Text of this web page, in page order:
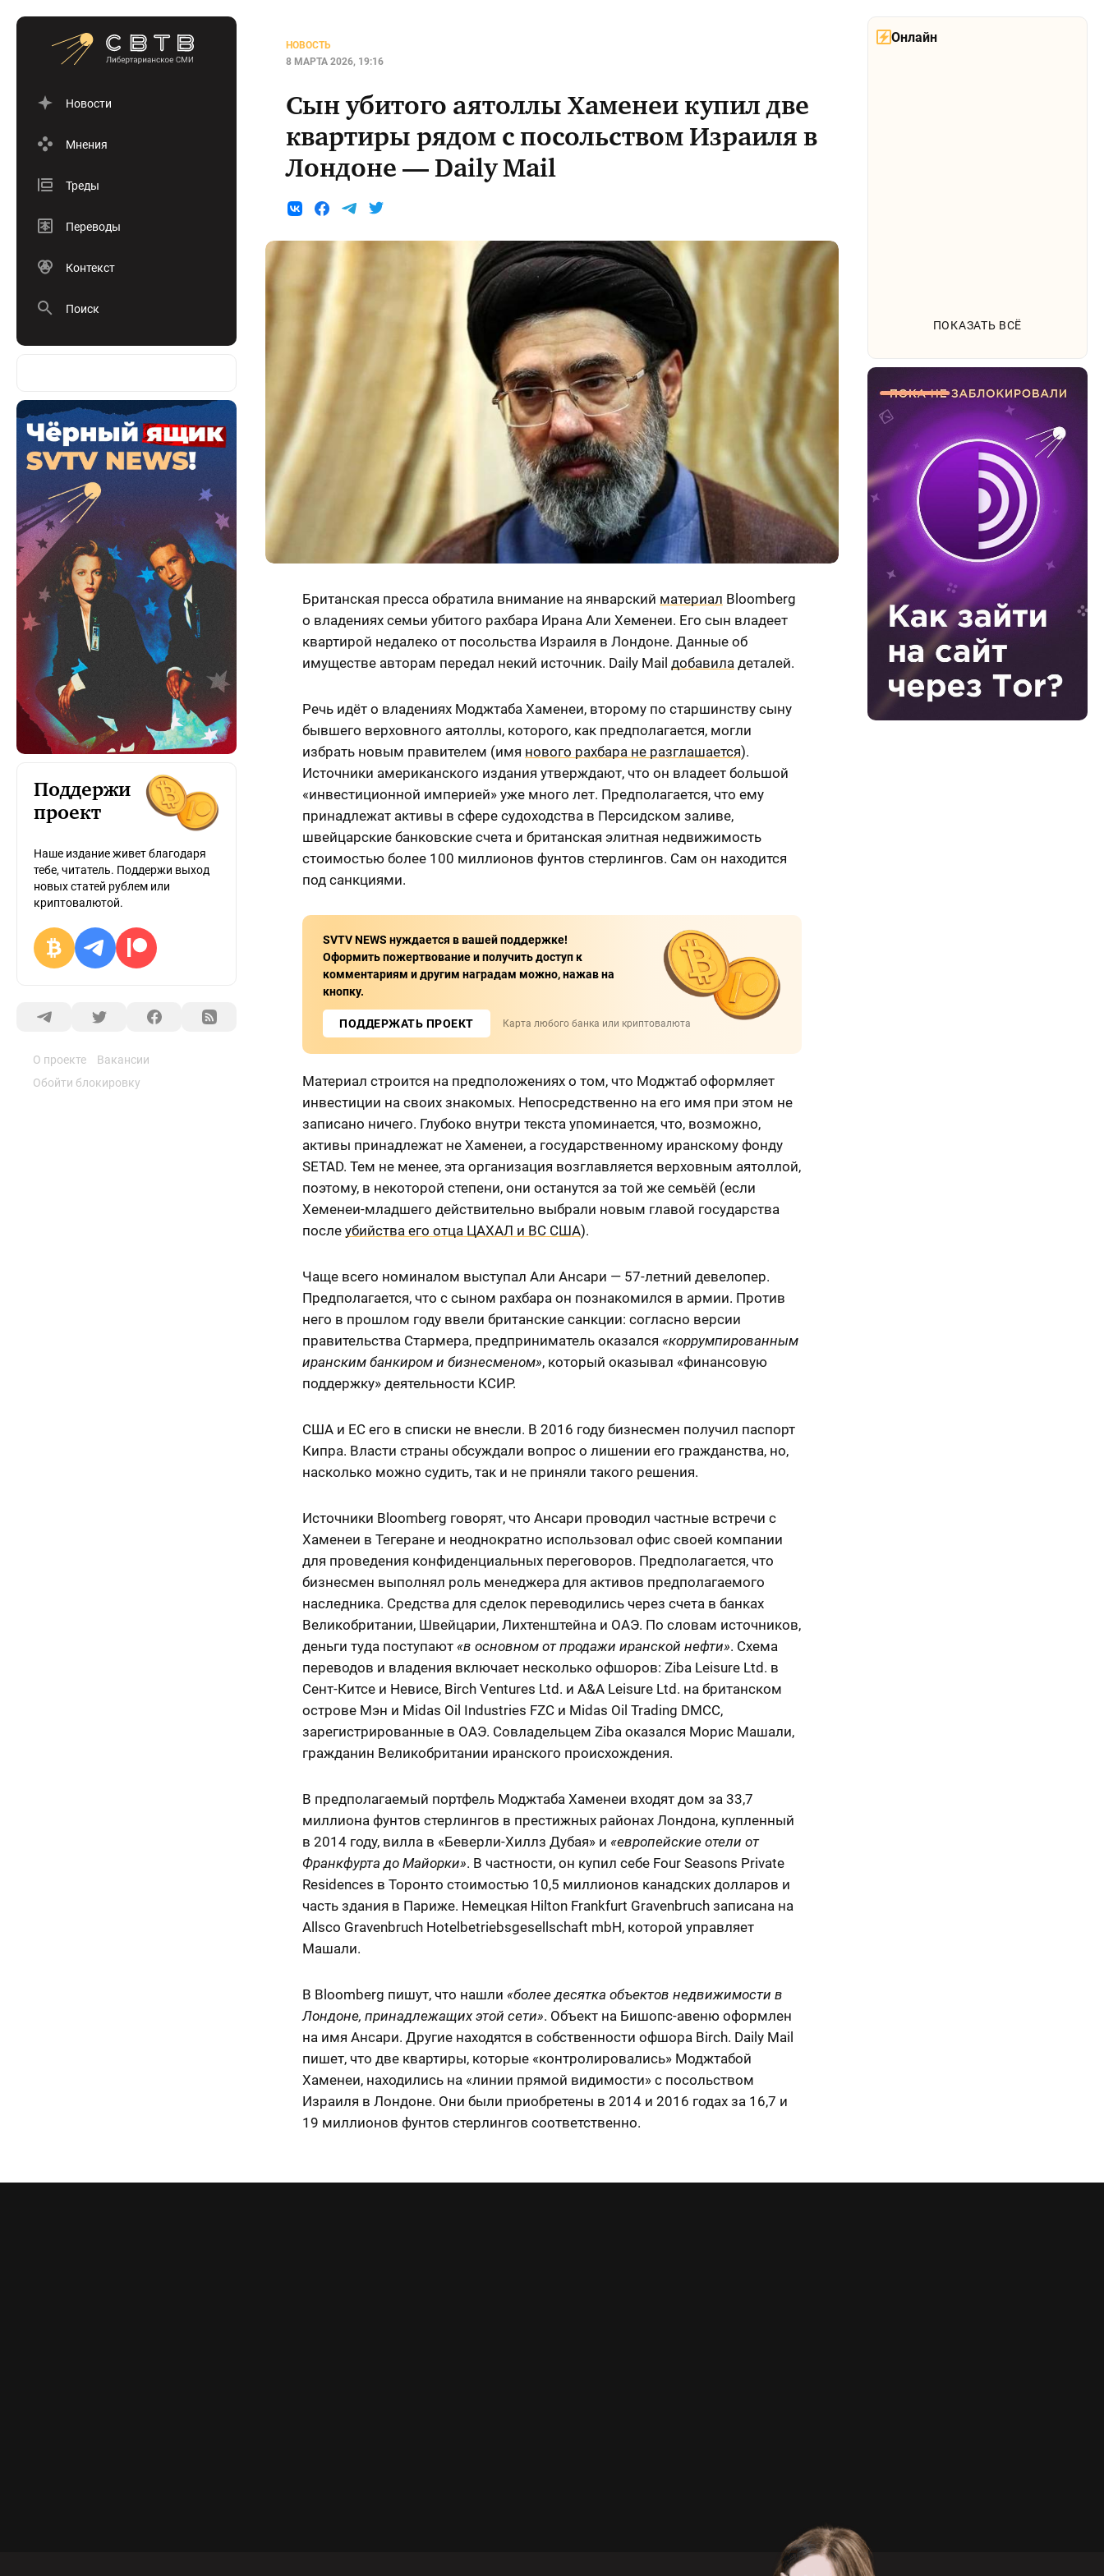
Новости
Мнения
Треды
Переводы
Контекст
Поиск
Поддержи
проект
Наше издание живет благодаря
тебе, читатель. Поддержи выход
новых статей рублем или
криптовалютой.
О проекте
Вакансии
Обойти блокировку
Онлайн
ПОКАЗАТЬ ВСЁ
НОВОСТЬ
8 МАРТА 2026, 19:16
Сын убитого аятоллы Хаменеи купил две
квартиры рядом с посольством Израиля в
Лондоне — Daily Mail
Британская пресса обратила внимание на январский материал Bloomberg
о владениях семьи убитого рахбара Ирана Али Хеменеи. Его сын владеет
квартирой недалеко от посольства Израиля в Лондоне. Данные об
имуществе авторам передал некий источник. Daily Mail добавила деталей.
Речь идёт о владениях Моджтаба Хаменеи, второму по старшинству сыну
бывшего верховного аятоллы, которого, как предполагается, могли
избрать новым правителем (имя нового рахбара не разглашается).
Источники американского издания утверждают, что он владеет большой
«инвестиционной империей» уже много лет. Предполагается, что ему
принадлежат активы в сфере судоходства в Персидском заливе,
швейцарские банковские счета и британская элитная недвижимость
стоимостью более 100 миллионов фунтов стерлингов. Сам он находится
под санкциями.
SVTV NEWS нуждается в вашей поддержке!
Оформить пожертвование и получить доступ к
комментариям и другим наградам можно, нажав на
кнопку.
ПОДДЕРЖАТЬ ПРОЕКТ Карта любого банка или криптовалюта
Материал строится на предположениях о том, что Моджтаб оформляет
инвестиции на своих знакомых. Непосредственно на его имя при этом не
записано ничего. Глубоко внутри текста упоминается, что, возможно,
активы принадлежат не Хаменеи, а государственному иранскому фонду
SETAD. Тем не менее, эта организация возглавляется верховным аятоллой,
поэтому, в некоторой степени, они останутся за той же семьёй (если
Хеменеи-младшего действительно выбрали новым главой государства
после убийства его отца ЦАХАЛ и ВС США).
Чаще всего номиналом выступал Али Ансари — 57-летний девелопер.
Предполагается, что с сыном рахбара он познакомился в армии. Против
него в прошлом году ввели британские санкции: согласно версии
правительства Стармера, предприниматель оказался «коррумпированным
иранским банкиром и бизнесменом», который оказывал «финансовую
поддержку» деятельности КСИР.
США и ЕС его в списки не внесли. В 2016 году бизнесмен получил паспорт
Кипра. Власти страны обсуждали вопрос о лишении его гражданства, но,
насколько можно судить, так и не приняли такого решения.
Источники Bloomberg говорят, что Ансари проводил частные встречи с
Хаменеи в Тегеране и неоднократно использовал офис своей компании
для проведения конфиденциальных переговоров. Предполагается, что
бизнесмен выполнял роль менеджера для активов предполагаемого
наследника. Средства для сделок переводились через счета в банках
Великобритании, Швейцарии, Лихтенштейна и ОАЭ. По словам источников,
деньги туда поступают «в основном от продажи иранской нефти». Схема
переводов и владения включает несколько офшоров: Ziba Leisure Ltd. в
Сент-Китсе и Невисе, Birch Ventures Ltd. и A&A Leisure Ltd. на британском
острове Мэн и Midas Oil Industries FZC и Midas Oil Trading DMCC,
зарегистрированные в ОАЭ. Совладельцем Ziba оказался Морис Машали,
гражданин Великобритании иранского происхождения.
В предполагаемый портфель Моджтаба Хаменеи входят дом за 33,7
миллиона фунтов стерлингов в престижных районах Лондона, купленный
в 2014 году, вилла в «Беверли-Хиллз Дубая» и «европейские отели от
Франкфурта до Майорки». В частности, он купил себе Four Seasons Private
Residences в Торонто стоимостью 10,5 миллионов канадских долларов и
часть здания в Париже. Немецкая Hilton Frankfurt Gravenbruch записана на
Allsco Gravenbruch Hotelbetriebsgesellschaft mbH, которой управляет
Машали.
В Bloomberg пишут, что нашли «более десятка объектов недвижимости в
Лондоне, принадлежащих этой сети». Объект на Бишопс-авеню оформлен
на имя Ансари. Другие находятся в собственности офшора Birch. Daily Mail
пишет, что две квартиры, которые «контролировались» Моджтабой
Хаменеи, находились на «линии прямой видимости» с посольством
Израиля в Лондоне. Они были приобретены в 2014 и 2016 годах за 16,7 и
19 миллионов фунтов стерлингов соответственно.